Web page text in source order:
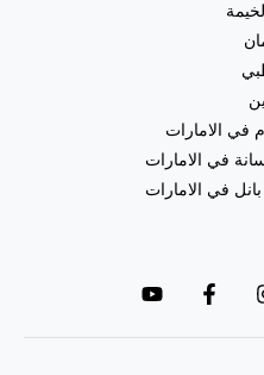
في الامارات
في الامارات
في الامارات